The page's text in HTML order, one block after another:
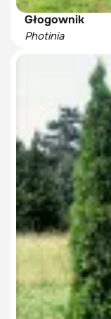
Głogownik
Photinia